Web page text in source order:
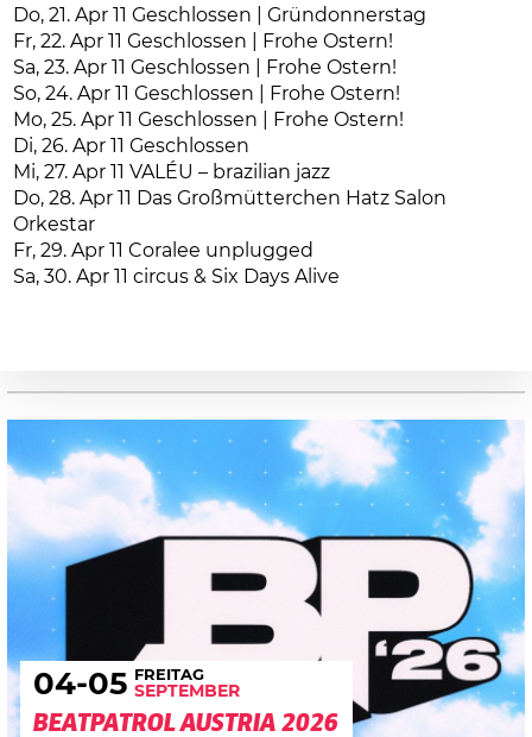
Do, 21. Apr 11 Geschlossen | Gründonnerstag
Fr, 22. Apr 11 Geschlossen | Frohe Ostern!
Sa, 23. Apr 11 Geschlossen | Frohe Ostern!
So, 24. Apr 11 Geschlossen | Frohe Ostern!
Mo, 25. Apr 11 Geschlossen | Frohe Ostern!
Di, 26. Apr 11 Geschlossen
Mi, 27. Apr 11 VALÉU – brazilian jazz
Do, 28. Apr 11 Das Großmütterchen Hatz Salon
Orkestar
Fr, 29. Apr 11 Coralee unplugged
Sa, 30. Apr 11 circus & Six Days Alive
04-05 FREITAG
SEPTEMBER
BEATPATROL AUSTRIA 2026